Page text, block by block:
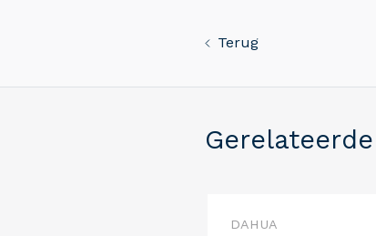
Terug
DAHUA